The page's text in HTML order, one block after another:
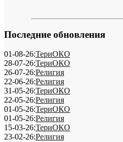
Последние обновления
01-08-26:ТериОКО
28-07-26:ТериОКО
26-07-26:Религия
22-06-26:Религия
31-05-26:ТериОКО
22-05-26:Религия
01-05-26:ТериОКО
01-05-26:Религия
15-03-26:ТериОКО
23-02-26:Религия